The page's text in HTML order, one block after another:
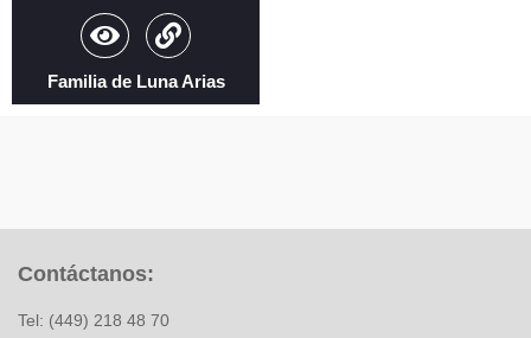
Familia de Luna Arias
Contáctanos:
Tel: (449) 218 48 70